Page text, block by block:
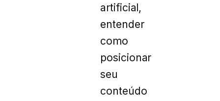
artificial,
entender
como
posicionar
seu
conteúdo